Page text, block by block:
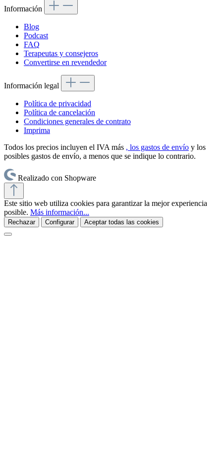
Información
Blog
Podcast
FAQ
Terapeutas y consejeros
Convertirse en revendedor
Información legal
Política de privacidad
Política de cancelación
Condiciones generales de contrato
Imprima
Todos los precios incluyen el IVA más , los gastos de envío y los
posibles gastos de envío, a menos que se indique lo contrario.
Realizado con Shopware
Este sitio web utiliza cookies para garantizar la mejor experiencia
posible. Más información...
Rechazar Configurar Aceptar todas las cookies